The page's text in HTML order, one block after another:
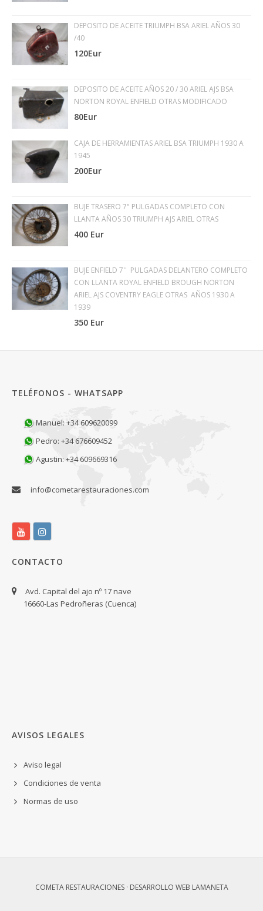
DEPOSITO DE ACEITE TRIUMPH BSA ARIEL AÑOS 30
/40
120Eur
DEPOSITO DE ACEITE AÑOS 20 / 30 ARIEL AJS BSA
NORTON ROYAL ENFIELD OTRAS MODIFICADO
80Eur
CAJA DE HERRAMIENTAS ARIEL BSA TRIUMPH 1930 A
1945
200Eur
BUJE TRASERO 7" PULGADAS COMPLETO CON
LLANTA AÑOS 30 TRIUMPH AJS ARIEL OTRAS
400 Eur
BUJE ENFIELD 7'' PULGADAS DELANTERO COMPLETO
CON LLANTA ROYAL ENFIELD BROUGH NORTON
ARIEL AJS COVENTRY EAGLE OTRAS AÑOS 1930 A
1939
350 Eur
TELÉFONOS - WHATSAPP
Manuel: +34 609620099
Pedro: +34 676609452
Agustin: +34 609669316
info@cometarestauraciones.com
CONTACTO
Avd. Capital del ajo nº 17 nave
16660-Las Pedroñeras (Cuenca)
AVISOS LEGALES
Aviso legal
Condiciones de venta
Normas de uso
COMETA RESTAURACIONES · DESARROLLO WEB LAMANETA